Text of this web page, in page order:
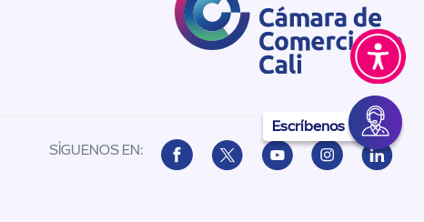
Escríbenos
SÍGUENOS EN: